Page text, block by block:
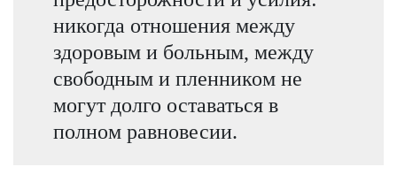
никогда отношения между
здоровым и больным, между
свободным и пленником не
могут долго оставаться в
полном равновесии.